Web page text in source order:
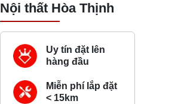
Nội thất Hòa Thịnh
Uy tín đặt lên
hàng đầu
Miễn phí lắp đặt
< 15km